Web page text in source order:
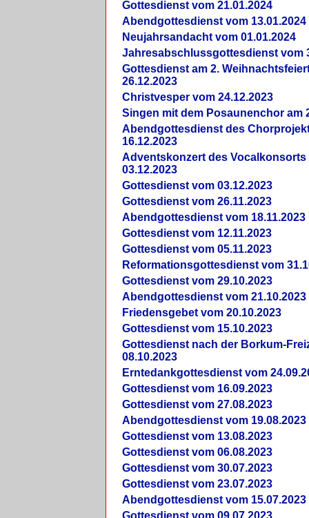
Gottesdienst vom 21.01.2024
Abendgottesdienst vom 13.01.2024
Neujahrsandacht vom 01.01.2024
Jahresabschlussgottesdienst vom
Gottesdienst am 2.
26.12.2023
Christvesper vom 24.12.2023
Singen mit dem Posaunenchor am
Abendgottesdienst des
16.12.2023
Adventskonzert des Vocalkonsorts
03.12.2023
Gottesdienst vom 03.12.2023
Gottesdienst vom 26.11.2023
Abendgottesdienst vom 18.11.2023
Gottesdienst vom 12.11.2023
Gottesdienst vom 05.11.2023
Reformationsgottesdienst vom
Gottesdienst vom 29.10.2023
Abendgottesdienst vom 21.10.2023
Friedensgebet vom 20.10.2023
Gottesdienst vom 15.10.2023
Gottesdienst nach der Borkum-
08.10.2023
Erntedankgottesdienst vom
Gottesdienst vom 16.09.2023
Gottesdienst vom 27.08.2023
Abendgottesdienst vom 19.08.2023
Gottesdienst vom 13.08.2023
Gottesdienst vom 06.08.2023
Gottesdienst vom 30.07.2023
Gottesdienst vom 23.07.2023
Abendgottesdienst vom 15.07.2023